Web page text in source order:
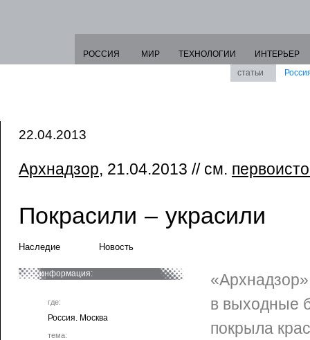
РОССИЯ МИР ТЕХНОЛОГИИ
ИНТЕРЬЕР
статьи
22.04.2013
Архнадзор, 21.04.2013 // см.
Покрасили – украсили
Наследие Новость
информация:
где:
Россия. Москва
тема:
в выходные
покрыла